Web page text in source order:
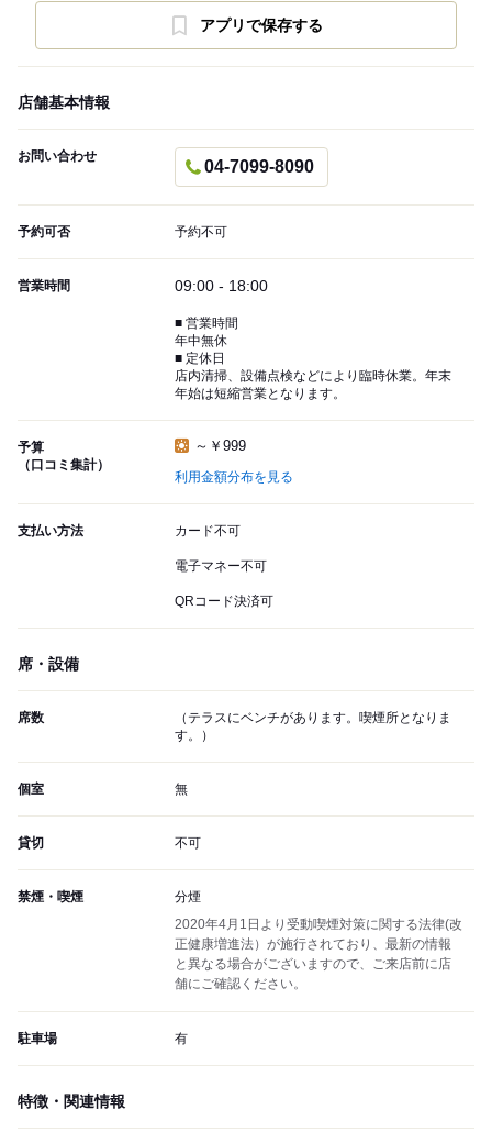
アプリで保存する
店舗基本情報
お問い合わせ
04-7099-8090
予約可否 予約不可
営業時間 09:00 - 18:00
■ 営業時間
年中無休
■ 定休日
店内清掃、設備点検などにより臨時休業。年末
年始は短縮営業となります。
予算
（口コミ集計）
～￥999
利用金額分布を見る
支払い方法 カード不可
電子マネー不可
QRコード決済可
席・設備
席数
（テラスにベンチがあります。喫煙所となりま
す。）
個室 無
貸切 不可
禁煙・喫煙
分煙
2020年4月1日より受動喫煙対策に関する法律(改
正健康増進法）が施行されており、最新の情報
と異なる場合がございますので、ご来店前に店
舗にご確認ください。
駐車場 有
特徴・関連情報